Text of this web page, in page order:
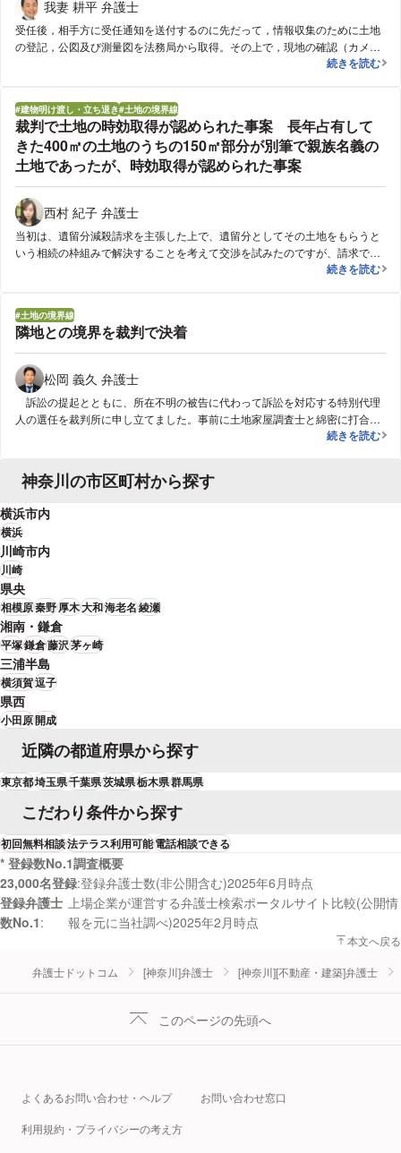
我妻 耕平 弁護士
受任後，相手方に受任通知を送付するのに先だって，情報収集のために土地
の登記，公図及び測量図を法務局から取得。その上で，現地の確認（カメラ
撮影）を行い，さらに土地家屋調査士に依頼して「越境測量」を行わせ，そ
させる旨の回答を得たため，最終的にこの申出に基づき，「境界線から5セ
ンチメートル離れた場所までフェンスを交代させる（相手方が費用を全額負
担する）」旨の合意を成立させた。
境界線を越境
続きを読む
建物明け渡し・立ち退き 土地の境界線
裁判で土地の時効取得が認められた事案 長年占有して
きた400㎡の土地のうちの150㎡部分が別筆で親族名義の
土地であったが、時効取得が認められた事案
西村 紀子 弁護士
当初は、遺留分減殺請求を主張した上で、遺留分としてその土地をもらうと
いう相続の枠組みで解決することを考えて交渉を試みたのですが、請求でき
る遺留分は、生前に相談者に行われていた母親からの贈与の関係もあって土
る裁判を起こすことになりました。一般的によくある境界付近のわずかな部
分の時効取得というケースとは異なり、150㎡というかなり広い土地につい
ての時効取得の主張は、なかなか裁判所に理解してもらうのが難しく、特
に、名義がなかったこともあって固定資産税を払っていなかったというとこ
ろがネックになりました。ですが、相談者ご本人が、40年以上に亘り、自分
の所有であると信じてきたことについては、従前の事実経過からそのように
信じるのも当然と思われる根拠もありましたので、そのことを、細かい証拠
も総動員して辛抱強く裁判所に伝えるように努めました。その結果、高等裁
した。
裁判で土地の
続きを読む
土地の境界線
隣地との境界を裁判で決着
松岡 義久 弁護士
訴訟の提起とともに、所在不明の被告に代わって訴訟を対応する特別代理
人の選任を裁判所に申し立てました。事前に土地家屋調査士と綿密に打合せ
をして境界に関する証拠の作成、主張の整理をしたため、裁判所から特段の
隣地との境界
続きを読む
神奈川の市区町村から探す
横浜市内
横浜
川崎市内
川崎
県央
相模原秦野厚木大和海老名綾瀬
湘南・鎌倉
平塚鎌倉藤沢茅ヶ崎
三浦半島
横須賀逗子
県西
小田原開成
近隣の都道府県から探す
東京都埼玉県千葉県茨城県栃木県群馬県
こだわり条件から探す
初回無料相談法テラス利用可能電話相談できる
* 登録数No.1調査概要
23,000名登録 登録弁護士数(非公開含む)2025年6月時点
登録弁護士
数No.1
上場企業が運営する弁護士検索ポータルサイト比較(公開情
報を元に当社調べ)2025年2月時点
本文へ戻る
弁護士ドットコム [神奈川]弁護士 [神奈川][不動産・建築]弁護士
このページの先頭へ
よくあるお問い合わせ・ヘルプ お問い合わせ窓口
利用規約・プライバシーの考え方